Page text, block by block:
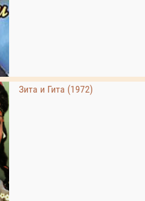
Зита и Гита (1972)